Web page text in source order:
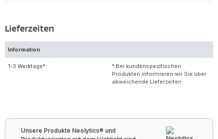
Lieferzeiten
Information
1-3 Werktage*
* Bei kundenspezifischen
Produkten informieren wir Sie über
abweichende Lieferzeiten.
Unsere Produkte Neolytics® und